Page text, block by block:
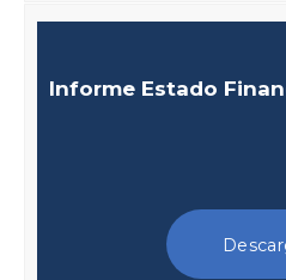
Informe Estado